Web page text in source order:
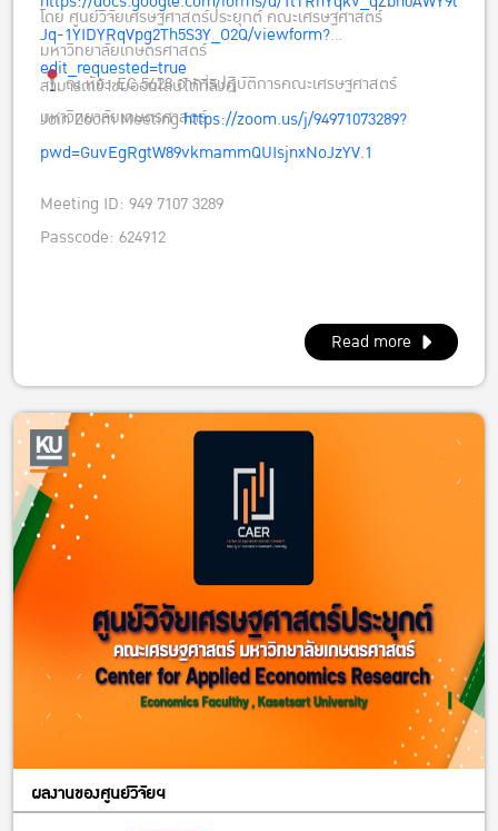
โดย ศูนย์วิจัยเศรษฐศาสตร์ประยุกต์ คณะเศรษฐศาสตร์
มหาวิทยาลัยเกษตรศาสตร์
ณ ห้อง EC 5628 อาคารปฎิบัติการคณะเศรษฐศาสตร์
มหาวิทยาลัยเกษตรศาสตร์
Jq-1YIDYRqVpg2Th5S3Y_O2Q/viewform?
edit_requested=true
สามารถเข้าชมออนไลน์ได้ที่ลิงค์
Join Zoom Meetinghttps://zoom.us/j/94971073289?
pwd=GuvEgRgtW89vkmammQUIsjnxNoJzYV.1
Meeting ID: 949 7107 3289
Passcode: 624912
Read more
ผลงานของศูนย์วิจัยฯ